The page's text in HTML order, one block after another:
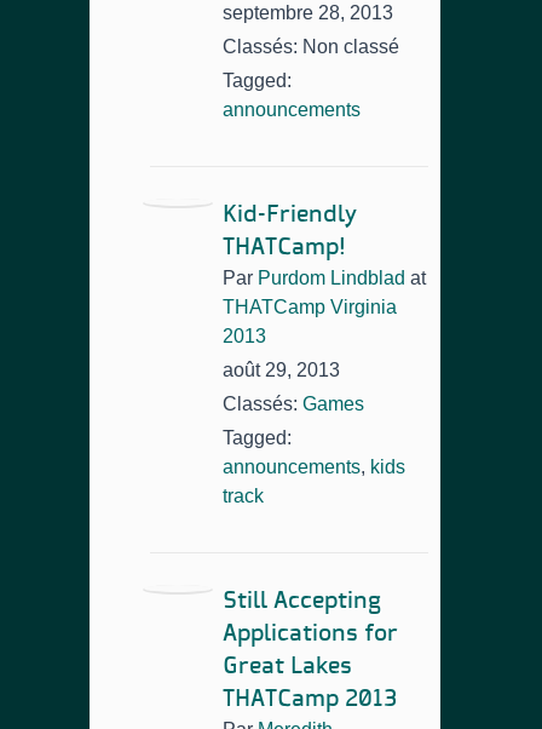
septembre 28, 2013
Classés: Non classé
Tagged:
announcements
Kid-Friendly
THATCamp!
Par Purdom Lindblad at
THATCamp Virginia
2013
août 29, 2013
Classés: Games
Tagged:
announcements, kids
track
Still Accepting
Applications for
Great Lakes
THATCamp 2013